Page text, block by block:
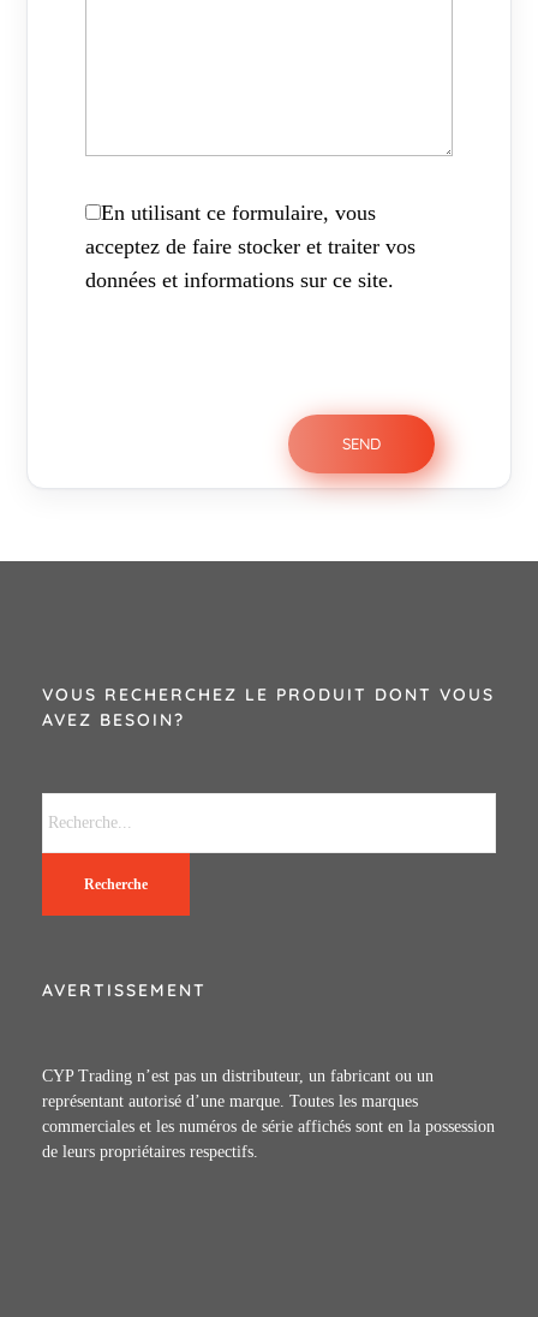
En utilisant ce formulaire, vous
acceptez de faire stocker et traiter vos
données et informations sur ce site.
VOUS RECHERCHEZ LE PRODUIT DONT VOUS
AVEZ BESOIN?
Recherche
AVERTISSEMENT
CYP Trading n’est pas un distributeur, un fabricant ou un
représentant autorisé d’une marque. Toutes les marques
commerciales et les numéros de série affichés sont en la possession
de leurs propriétaires respectifs.